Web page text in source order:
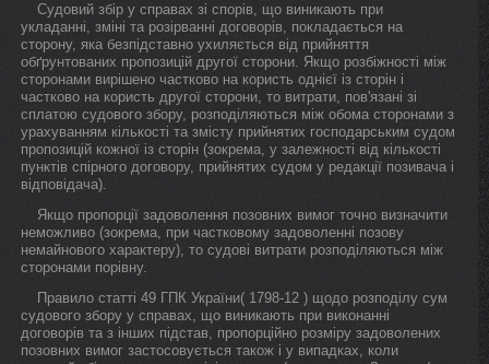
Судовий збір у справах зі спорів, що виникають при
укладанні, зміні та розірванні договорів, покладається на
сторону, яка безпідставно ухиляється від прийняття
обґрунтованих пропозицій другої сторони. Якщо розбіжності між
сторонами вирішено частково на користь однієї із сторін і
частково на користь другої сторони, то витрати, пов'язані зі
сплатою судового збору, розподіляються між обома сторонами з
урахуванням кількості та змісту прийнятих господарським судом
пропозицій кожної із сторін (зокрема, у залежності від кількості
пунктів спірного договору, прийнятих судом у редакції позивача і
відповідача).
Якщо пропорції задоволення позовних вимог точно визначити
неможливо (зокрема, при частковому задоволенні позову
немайнового характеру), то судові витрати розподіляються між
сторонами порівну.
Правило статті 49 ГПК України( 1798-12 ) щодо розподілу сум
судового збору у справах, що виникають при виконанні
договорів та з інших підстав, пропорційно розміру задоволених
позовних вимог застосовується також і у випадках, коли